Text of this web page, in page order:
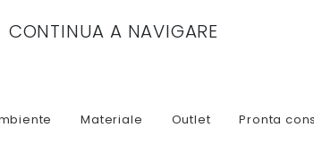
CONTINUA A NAVIGARE
Materiale Outlet Pronta